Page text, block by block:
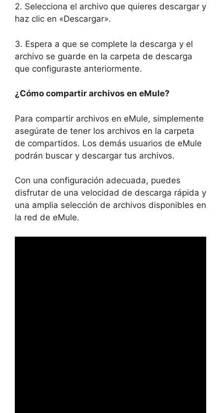
2. Selecciona el archivo que quieres descargar y
haz clic en «Descargar».
3. Espera a que se complete la descarga y el
archivo se guarde en la carpeta de descarga
que configuraste anteriormente.
¿Cómo compartir archivos en eMule?
Para compartir archivos en eMule, simplemente
asegúrate de tener los archivos en la carpeta
de compartidos. Los demás usuarios de eMule
podrán buscar y descargar tus archivos.
Con una configuración adecuada, puedes
disfrutar de una velocidad de descarga rápida y
una amplia selección de archivos disponibles en
la red de eMule.